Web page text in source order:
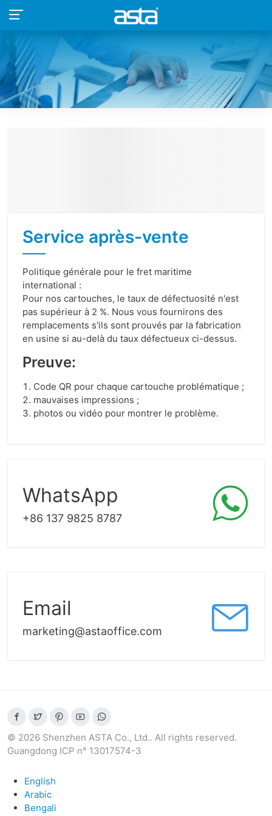
Service après-vente
Politique générale pour le fret maritime
international :
Pour nos cartouches, le taux de défectuosité n'est
pas supérieur à 2 %. Nous vous fournirons des
remplacements s'ils sont prouvés par la fabrication
en usine si au-delà du taux défectueux ci-dessus.
Preuve:
Code QR pour chaque cartouche problématique ;
mauvaises impressions ;
photos ou vidéo pour montrer le problème.
WhatsApp
+86 137 9825 8787
Email
marketing@astaoffice.com
© 2026 Shenzhen ASTA Co., Ltd.. All rights reserved.
Guangdong ICP n° 13017574-3
English
Arabic
Bengali